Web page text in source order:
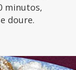
minutos,
doure.